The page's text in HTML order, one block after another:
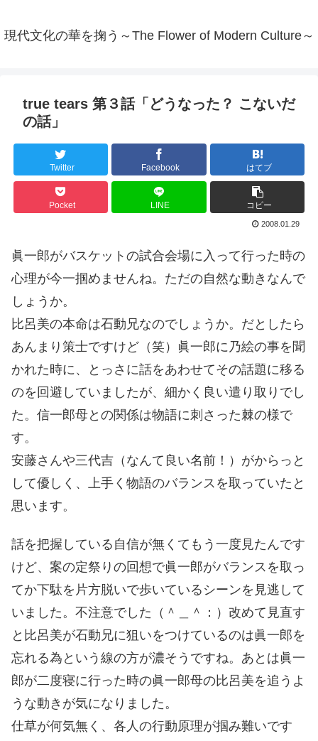
現代文化の華を掬う～The Flower of Modern Culture～
true tears 第３話「どうなった？ こないだ
の話」
Twitter Facebook はてブ
Pocket LINE コピー
2008.01.29
眞一郎がバスケットの試合会場に入って行った時の
心理が今一掴めませんね。ただの自然な動きなんで
しょうか。
比呂美の本命は石動兄なのでしょうか。だとしたら
あんまり策士ですけど（笑）眞一郎に乃絵の事を聞
かれた時に、とっさに話をあわせてその話題に移る
のを回避していましたが、細かく良い遣り取りでし
た。信一郎母との関係は物語に刺さった棘の様で
す。
安藤さんや三代吉（なんて良い名前！）がからっと
して優しく、上手く物語のバランスを取っていたと
思います。
話を把握している自信が無くてもう一度見たんです
けど、案の定祭りの回想で眞一郎がバランスを取っ
てか下駄を片方脱いで歩いているシーンを見逃して
いました。不注意でした（＾＿＾：）改めて見直す
と比呂美が石動兄に狙いをつけているのは眞一郎を
忘れる為という線の方が濃そうですね。あとは眞一
郎が二度寝に行った時の眞一郎母の比呂美を追うよ
うな動きが気になりました。
仕草が何気無く、各人の行動原理が掴み難いです